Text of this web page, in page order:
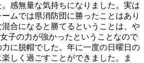
感無量な気持ちになりました。実は
ムでは県消防団に勝ったことはあり
合になると勝てるということは、や
子の力が強かったということなので
に脱帽でした。年に一度の日曜日の
しく過ごすことができました。ま